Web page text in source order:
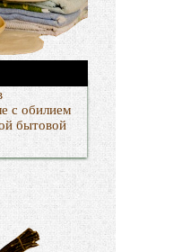
с обилием
бытовой